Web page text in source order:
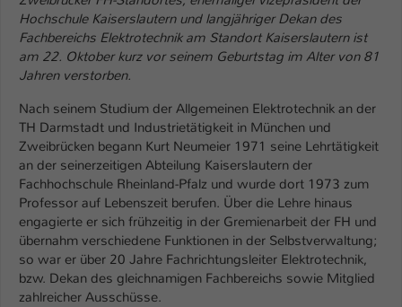
Hochschule Kaiserslautern und langjähriger Dekan des
Fachbereichs Elektrotechnik am Standort Kaiserslautern ist
am 22. Oktober kurz vor seinem Geburtstag im Alter von 81
Jahren verstorben.
Nach seinem Studium der Allgemeinen Elektrotechnik an der
TH Darmstadt und Industrietätigkeit in München und
Zweibrücken begann Kurt Neumeier 1971 seine Lehrtätigkeit
an der seinerzeitigen Abteilung Kaiserslautern der
Fachhochschule Rheinland-Pfalz und wurde dort 1973 zum
Professor auf Lebenszeit berufen. Über die Lehre hinaus
engagierte er sich frühzeitig in der Gremienarbeit der FH und
übernahm verschiedene Funktionen in der Selbstverwaltung;
so war er über 20 Jahre Fachrichtungsleiter Elektrotechnik,
bzw. Dekan des gleichnamigen Fachbereichs sowie Mitglied
zahlreicher Ausschüsse.
Zweck
Dieses Cookie ist ein Standard-Session-
Cookie von TYPO3. Es speichert im Fall
eines Intranet-Logins die Session-ID. So
kann der eingeloggte Benutzer
wiedererkannt werden und es wird ihm
Zugang zu geschützten Bereichen
gewährt.
Name be_typo_user
Anbieter TYPO3
Laufzeit 1 Tag